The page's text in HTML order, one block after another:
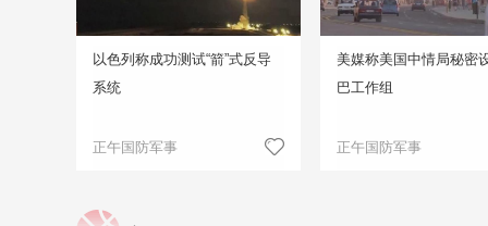
以色列称成功测试“箭”式反导
系统
正午国防军事
美媒称美国中情局秘密
巴工作组
正午国防军事